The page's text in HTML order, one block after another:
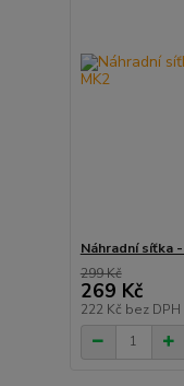
Náhradní síťka
299 Kč
269 Kč
222 Kč bez DPH